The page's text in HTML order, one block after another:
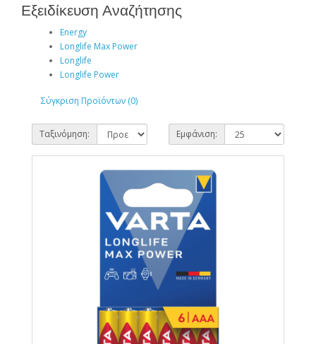
Εξειδίκευση Αναζήτησης
Energy
Longlife Max Power
Longlife
Longlife Power
Σύγκριση Προϊόντων (0)
Ταξινόμηση: Εμφάνιση: